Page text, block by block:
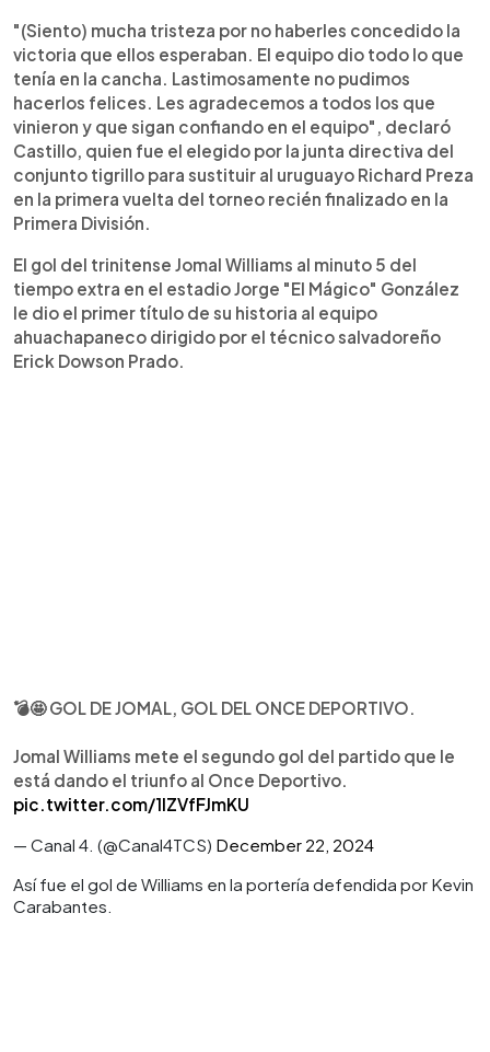
"(Siento) mucha tristeza por no haberles concedido la
victoria que ellos esperaban. El equipo dio todo lo que
tenía en la cancha. Lastimosamente no pudimos
hacerlos felices. Les agradecemos a todos los que
vinieron y que sigan confiando en el equipo", declaró
Castillo, quien fue el elegido por la junta directiva del
conjunto tigrillo para sustituir al uruguayo Richard Preza
en la primera vuelta del torneo recién finalizado en la
Primera División.
El gol del trinitense Jomal Williams al minuto 5 del
tiempo extra en el estadio Jorge "El Mágico" González
le dio el primer título de su historia al equipo
ahuachapaneco dirigido por el técnico salvadoreño
Erick Dowson Prado.
💣🤩 GOL DE JOMAL, GOL DEL ONCE DEPORTIVO.
Jomal Williams mete el segundo gol del partido que le
está dando el triunfo al Once Deportivo.
pic.twitter.com/1IZVfFJmKU
— Canal 4. (@Canal4TCS) December 22, 2024
Así fue el gol de Williams en la portería defendida por Kevin
Carabantes.